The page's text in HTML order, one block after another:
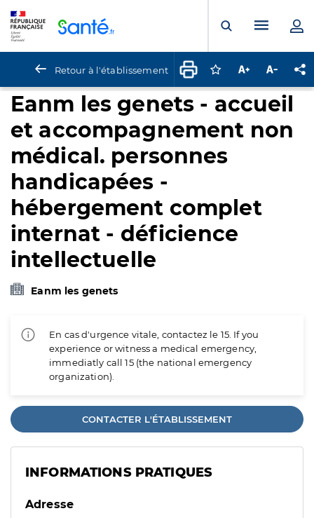
Ouvrir laMenu
Retour à l'établissement Connectez-vous
Augmenter la
Eanm les genets - accueil
et accompagnement non
médical. personnes
handicapées -
hébergement complet
internat - déficience
intellectuelle
Eanm les genets
En cas d'urgence vitale, contactez le 15. If you
experience or witness a medical emergency,
immediatly call 15 (the national emergency
organization).
CONTACTER L'ÉTABLISSEMENT
INFORMATIONS PRATIQUES
Adresse